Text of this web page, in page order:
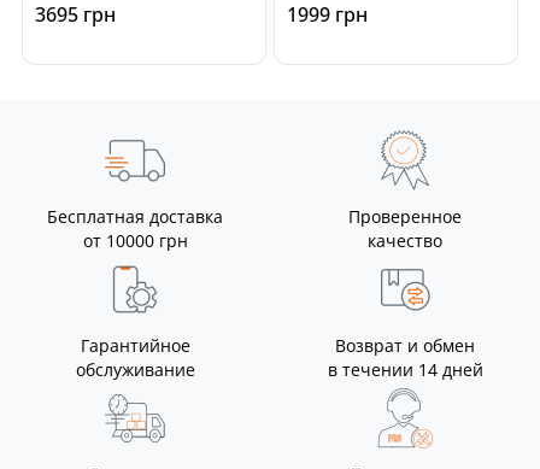
3695 грн 1999 грн
Бесплатная доставка
от 10000 грн
Проверенное
качество
Гарантийное
обслуживание
Возврат и обмен
в течении 14 дней